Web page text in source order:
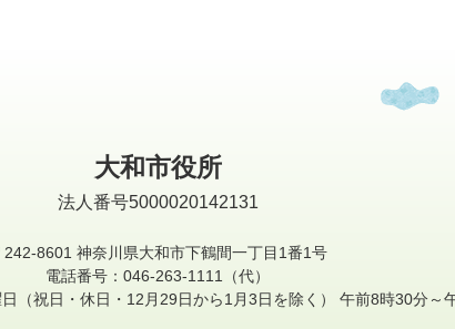
大和市役所
法人番号5000020142131
242-8601 神奈川県大和市下鶴間一丁目1番1号
電話番号：046-263-1111（代）
（祝日・休日・12月29日から1月3日を除く） 午前8時30分～